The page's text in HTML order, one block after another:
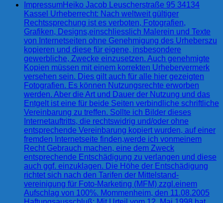
ImpressumHeiko Jacob Leuscherstraße 95 34134
Kassel Urheberrecht: Nach weltweit gültiger
Rechtssprechung ist es verboten, Fotografien,
Grafiken, Designs,einschliesslich Malerein und Texte
von Internetseiten ohne Genehmigung des Urheberszu
kopieren und diese für eigene, insbesondere
gewerbliche, Zwecke einzusetzen. Auch genehmigte
Kopien müssen mit einem korrekten Urhebervermerk
versehen sein. Dies gilt auch für alle hier gezeigten
Fotografien. Es können Nutzungsrechte erworben
werden. Aber die Art und Dauer der Nutzung und das
Entgelt ist eine für beide Seiten verbindliche schriftliche
Vereinbarung zu treffen. Sollte ich Bilder dieses
Internetauftritts, die rechtswidrig und/oder ohne
entsprechende Vereinbarung kopiert wurden, auf einer
fremden Internetseite finden,werde ich vonmeinem
Recht Gebrauch machen, eine dem Zweck
entsprechende Entschädigung zu verlangen und diese
auch ggf. einzuklagen. Die Höhe der Entschädigung
richtet sich nach den Tarifen der Mittelstand-
vereinigung für Foto-Marketing (MFM) zzgl.einem
Aufschlag von 100%. Mommenheim, den 11.08.2005